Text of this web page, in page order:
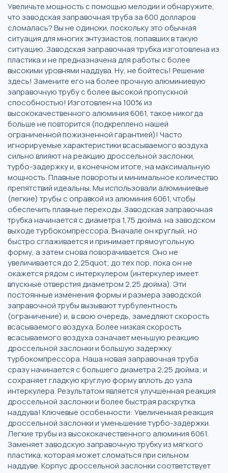
Увеличьте мощность с помощью мелодии и обнаружите,
что заводская заправочная труба за 600 долларов
сломалась? Вы не одиноки, поскольку это обычная
ситуация для многих энтузиастов, попавших в такую ​​
ситуацию. Заводская заправочная трубка изготовлена ​​из
пластика и не предназначена для работы с более
высокими уровнями наддува. Ну, не бойтесь! Решение
здесь! Замените его на более прочную алюминиевую
заправочную трубу с более высокой пропускной
способностью! Изготовлен на 100% из
высококачественного алюминия 6061, такое никогда
больше не повторится (подкреплено нашей
ограниченной пожизненной гарантией)! Часто
игнорируемые характеристики всасываемого воздуха
сильно влияют на реакцию дроссельной заслонки,
турбо-задержку и, в конечном итоге, на максимальную
мощность. Плавные повороты и минимальное количество
препятствий идеальны. Мы использовали алюминиевые
(легкие) трубы с оправкой из алюминия 6061, чтобы
обеспечить плавные переходы. Заводская заправочная
трубка начинается с диаметра 1,75 дюйма. на заводском
выходе турбокомпрессора. Вначале он круглый, но
быстро сглаживается и принимает прямоугольную
форму, а затем снова поворачивается. Оно не
увеличивается до 2,25quot; до тех пор, пока он не
окажется рядом с интеркулером (интеркулер имеет
впускные отверстия диаметром 2,25 дюйма). Эти
постоянные изменения формы и размера заводской
заправочной трубы вызывают турбулентность
(ограничение) и, в свою очередь, замедляют скорость
всасываемого воздуха. Более низкая скорость
всасываемого воздуха означает меньшую реакцию
дроссельной заслонки и большую задержку
турбокомпрессора. Наша новая заправочная труба
сразу начинается с большего диаметра 2,25 дюйма; и
сохраняет гладкую круглую форму вплоть до узла
интеркулера. Результатом является улучшенная реакция
дроссельной заслонки и более быстрая раскрутка
наддува! Ключевые особенности: Увеличенная реакция
дроссельной заслонки и уменьшение турбо-задержки.
Легкие трубы из высококачественного алюминия 6061.
Заменяет заводскую заправочную трубку из мягкого
пластика, которая может сломаться при сильном
наддуве. Корпус дроссельной заслонки соответствует